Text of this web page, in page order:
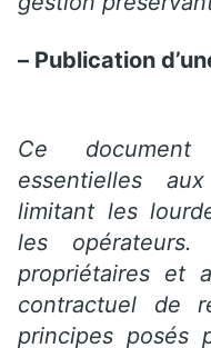
– Publication
Ce
essentielles
limitant les
les
propriétaires et
contractuel de
principes posés